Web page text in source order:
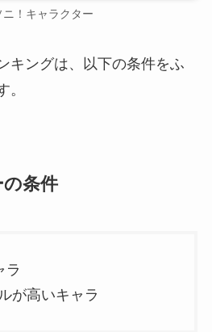
ニ！キャラクター
キングは、以下の条件をふ
。
条件
ラ
が高いキャラ